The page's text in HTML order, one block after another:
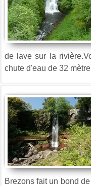
de lave sur la
chute d'eau de 32
Brezons fait un bond